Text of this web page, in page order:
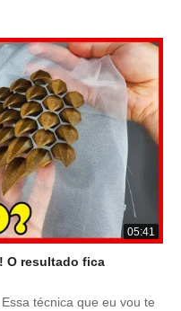
05:41
O resultado fica
técnica que eu vou te